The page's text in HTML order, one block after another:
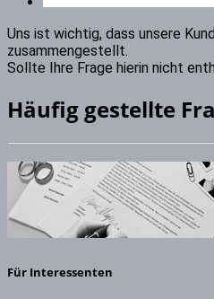
Uns ist wichtig, dass unsere
zusammengestellt.
Sollte Ihre Frage hierin nicht
Häufig gestellte
Für Interessenten